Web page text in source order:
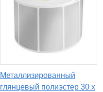
Металлизированный
глянцевый полиэстер 30 x